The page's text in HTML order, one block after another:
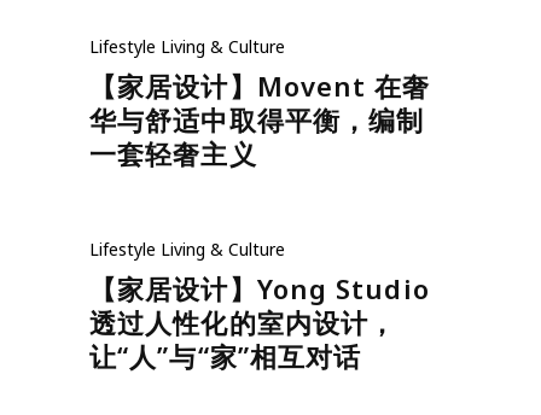
Lifestyle Living & Culture
【家居设计】Movent 在奢
华与舒适中取得平衡，编制
一套轻奢主义
Lifestyle Living & Culture
【家居设计】Yong Studio
透过人性化的室内设计，
让“人”与“家”相互对话